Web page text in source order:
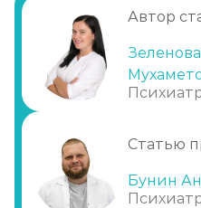
Когда требуется
Терапия в
Неотложная
Плановая помощь
Основные
Помощь клиники
Автор
Статью
Бунин